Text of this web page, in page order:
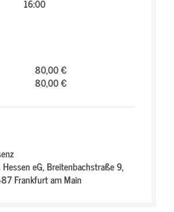
16:00
80,00 €
80,00 €
Hessen eG,Breitenbachstraße 9,
Frankfurt am Main